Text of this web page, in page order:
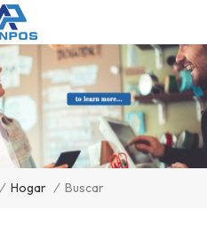
/ Hogar / Buscar